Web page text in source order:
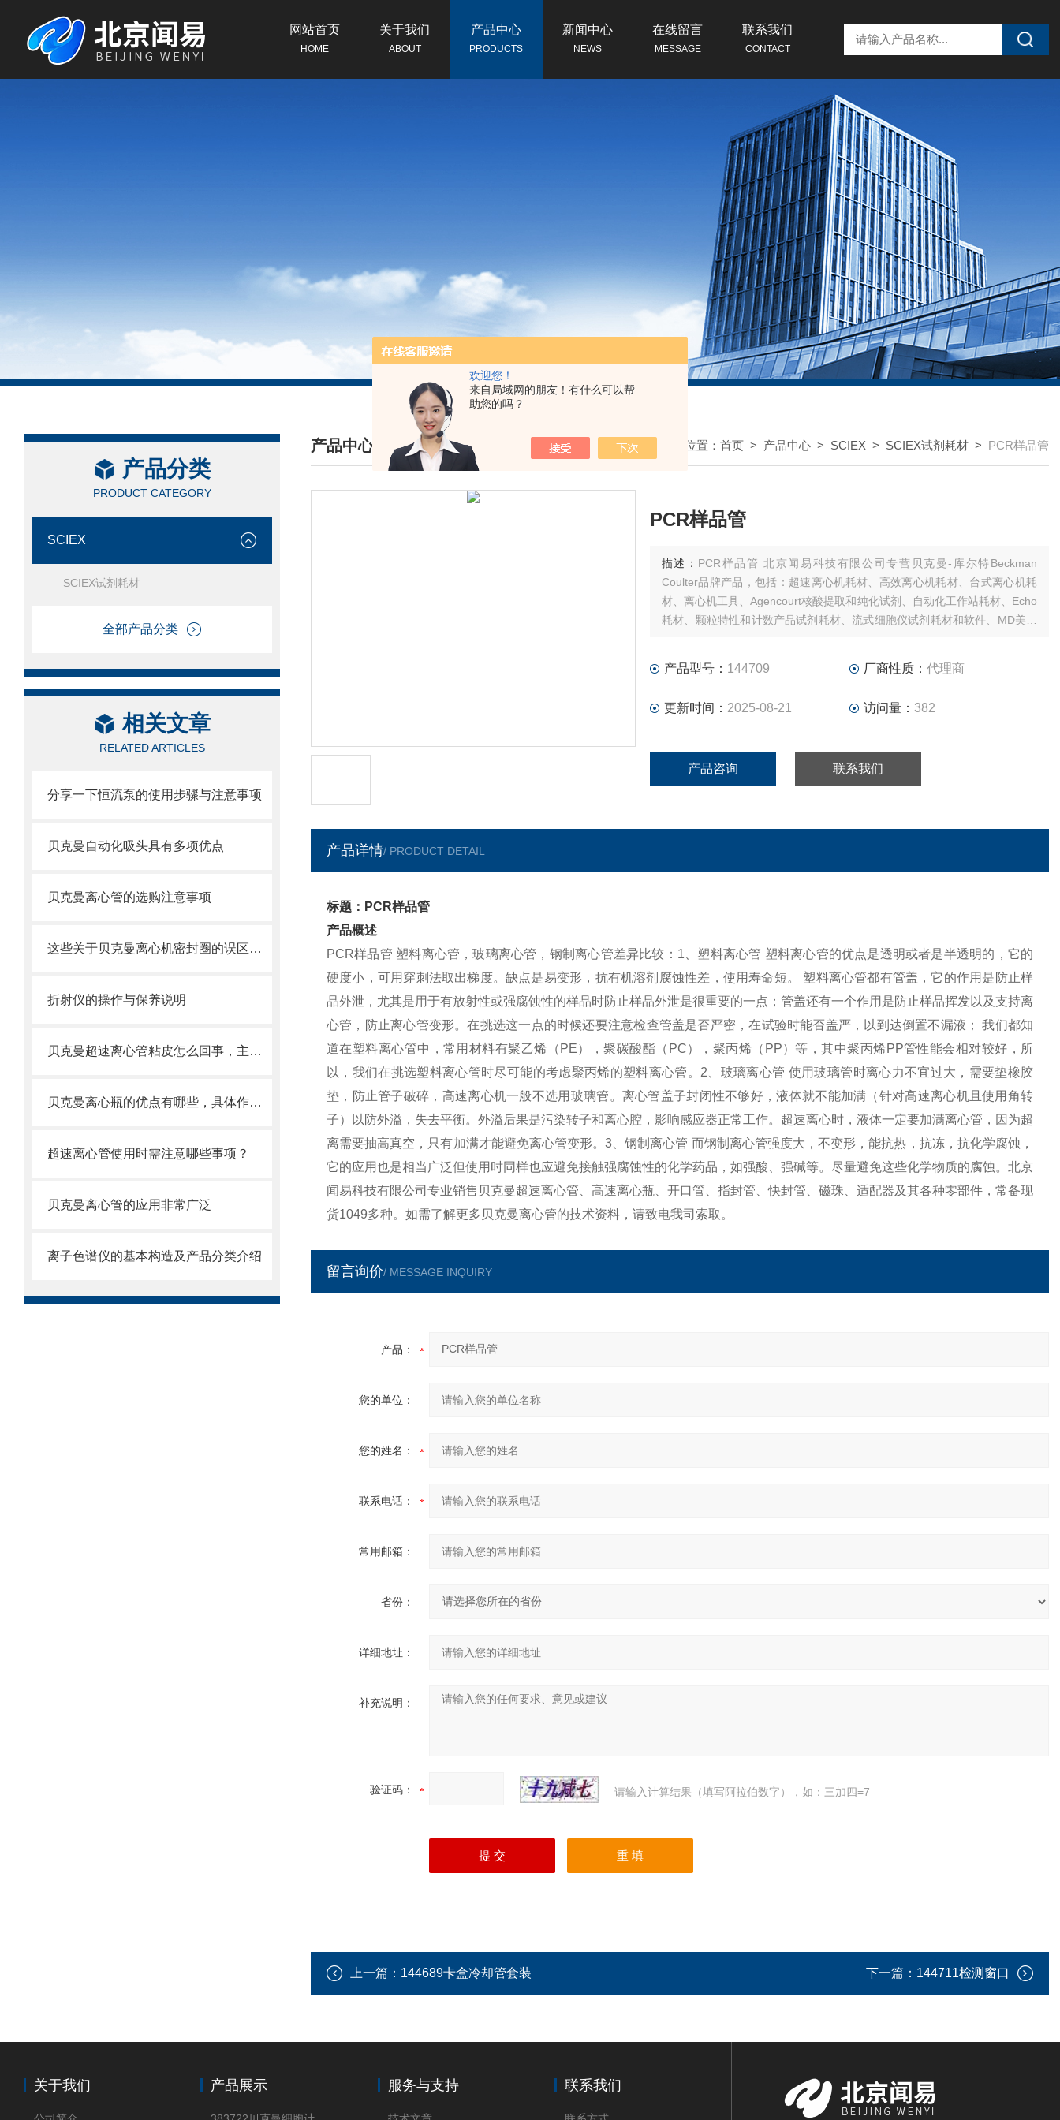
欢迎您！
来自局域网的朋友！有什么可以帮
助您的吗？
网站首页
HOME
关于我们
ABOUT
产品中心
PRODUCTS
新闻中心
NEWS
在线留言
MESSAGE
联系我们
CONTACT
产品分类
PRODUCT CATEGORY
SCIEX
SCIEX试剂耗材
全部产品分类
相关文章
RELATED ARTICLES
分享一下恒流泵的使用步骤与注意事项
贝克曼自动化吸头具有多项优点
贝克曼离心管的选购注意事项
这些关于贝克曼离心机密封圈的误区一定要明确
折射仪的操作与保养说明
贝克曼超速离心管粘皮怎么回事，主要原因如下
贝克曼离心瓶的优点有哪些，具体作用呢
超速离心管使用时需注意哪些事项？
贝克曼离心管的应用非常广泛
离子色谱仪的基本构造及产品分类介绍
产品中心
/ PRODUCTS CENTER
我的位置： 首页 > 产品中心 > SCIEX > SCIEX试剂耗材 > PCR样品管
PCR样品管
描述： PCR样品管 北京闻易科技有限公司专营贝克曼-库尔特Beckman
Coulter品牌产品，包括：超速离心机耗材、高效离心机耗材、台式离心机耗
材、离心机工具、Agencourt核酸提取和纯化试剂、自动化工作站耗材、Echo
耗材、颗粒特性和计数产品试剂耗材、流式细胞仪试剂耗材和软件、MD美谷
产品型号： 144709 厂商性质： 代理商
更新时间： 2025-08-21 访问量： 382
产品咨询 联系我们
产品详情/ PRODUCT DETAIL
标题：PCR样品管
产品概述
PCR样品管 塑料离心管，玻璃离心管，钢制离心管差异比较：1、塑料离心管 塑料离心管的优点是透明或者是半透明的，它的
硬度小，可用穿刺法取出梯度。缺点是易变形，抗有机溶剂腐蚀性差，使用寿命短。 塑料离心管都有管盖，它的作用是防止样
品外泄，尤其是用于有放射性或强腐蚀性的样品时防止样品外泄是很重要的一点；管盖还有一个作用是防止样品挥发以及支持离
心管，防止离心管变形。在挑选这一点的时候还要注意检查管盖是否严密，在试验时能否盖严，以到达倒置不漏液； 我们都知
道在塑料离心管中，常用材料有聚乙烯（PE），聚碳酸酯（PC），聚丙烯（PP）等，其中聚丙烯PP管性能会相对较好，所
以，我们在挑选塑料离心管时尽可能的考虑聚丙烯的塑料离心管。2、玻璃离心管 使用玻璃管时离心力不宜过大，需要垫橡胶
垫，防止管子破碎，高速离心机一般不选用玻璃管。离心管盖子封闭性不够好，液体就不能加满（针对高速离心机且使用角转
子）以防外溢，失去平衡。外溢后果是污染转子和离心腔，影响感应器正常工作。超速离心时，液体一定要加满离心管，因为超
离需要抽高真空，只有加满才能避免离心管变形。3、钢制离心管 而钢制离心管强度大，不变形，能抗热，抗冻，抗化学腐蚀，
它的应用也是相当广泛但使用时同样也应避免接触强腐蚀性的化学药品，如强酸、强碱等。尽量避免这些化学物质的腐蚀。北京
闻易科技有限公司专业销售贝克曼超速离心管、高速离心瓶、开口管、指封管、快封管、磁珠、适配器及其各种零部件，常备现
货1049多种。如需了解更多贝克曼离心管的技术资料，请致电我司索取。
留言询价/ MESSAGE INQUIRY
产品：
您的单位：
您的姓名：
联系电话：
常用邮箱：
省份：
详细地址：
补充说明：
验证码： 请输入计算结果（填写阿拉伯数字），如：三加四=7
上一篇： 144689卡盒冷却管套装 下一篇： 144711检测窗口
关于我们 产品展示 服务与支持 联系我们